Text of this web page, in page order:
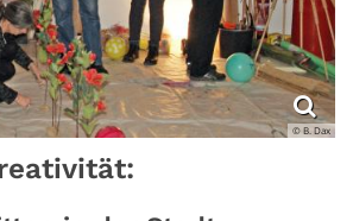
© B. Dax